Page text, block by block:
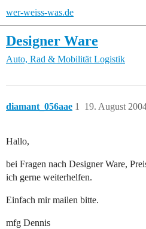
wer-weiss-was.de
Designer Ware
Auto, Rad & Mobilität Logistik
diamant_056aae 19. August
1
Hallo,
bei Fragen nach Designer Ware,
ich gerne weiterhelfen.
Einfach mir mailen bitte.
mfg Dennis